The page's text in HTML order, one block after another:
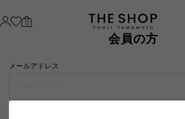
0
会員の方
メールアドレス